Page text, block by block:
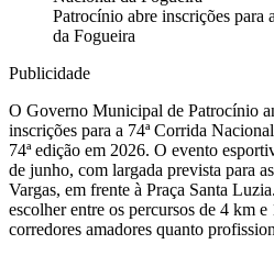
Patrocínio abre inscrições para
da Fogueira
Publicidade
O Governo Municipal de Patrocínio
inscrições para a 74ª Corrida
74ª edição em 2026. O evento
de junho, com largada prevista para
Vargas, em frente à Praça Santa
escolher entre os percursos de 4 km
corredores amadores quanto